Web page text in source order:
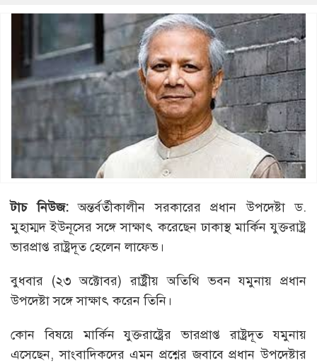
টাচ নিউজ:অন্তর্বর্তীকালীন সরকারের প্রধান উপদেষ্টা ড.
মুহাম্মদ ইউনূসের সঙ্গে সাক্ষাৎ করেছেন ঢাকাস্থ মার্কিন যুক্তরাষ্ট্র
ভারপ্রাপ্ত রাষ্ট্রদূত হেলেন লাফেভ।
বুধবার (২৩ অক্টোবর) রাষ্ট্রীয় অতিথি ভবন যমুনায় প্রধান
উপদেষ্টা সঙ্গে সাক্ষাৎ করেন তিনি।
কোন বিষয়ে মার্কিন যুক্তরাষ্ট্রের ভারপ্রাপ্ত রাষ্ট্রদূত যমুনায়
এসেছেন, সাংবাদিকদের এমন প্রশ্নের জবাবে প্রধান উপদেষ্টার